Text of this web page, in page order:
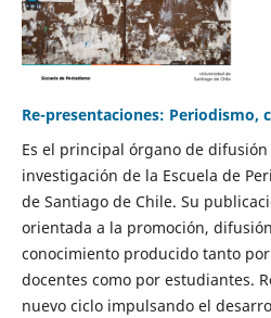
Re-presentaciones: Periodismo,
Es el principal órgano de
investigación de la Escuela de
de Santiago de Chile. Su
orientada a la promoción,
conocimiento producido tanto
docentes como por estudiantes.
nuevo ciclo impulsando el